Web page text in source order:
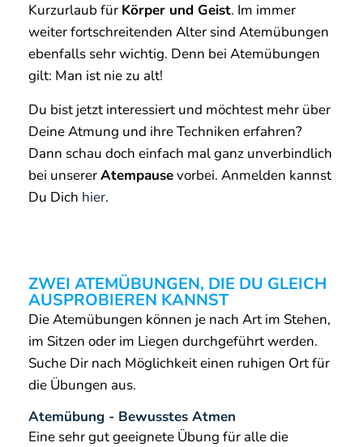
Kurzurlaub für Körper und Geist. Im immer
weiter fortschreitenden Alter sind Atemübungen
ebenfalls sehr wichtig. Denn bei Atemübungen
gilt: Man ist nie zu alt!
Du bist jetzt interessiert und möchtest mehr über
Deine Atmung und ihre Techniken erfahren?
Dann schau doch einfach mal ganz unverbindlich
bei unsererAtempausevorbei. Anmelden kannst
Du Dich hier.
ZWEI ATEMÜBUNGEN, DIE DU GLEICH
AUSPROBIEREN KANNST
Die Atemübungen können je nach Art im Stehen,
im Sitzen oder im Liegen durchgeführt werden.
Suche Dir nach Möglichkeit einen ruhigen Ort für
die Übungen aus.
Atemübung - Bewusstes Atmen
Eine sehr gut geeignete Übung für alle die